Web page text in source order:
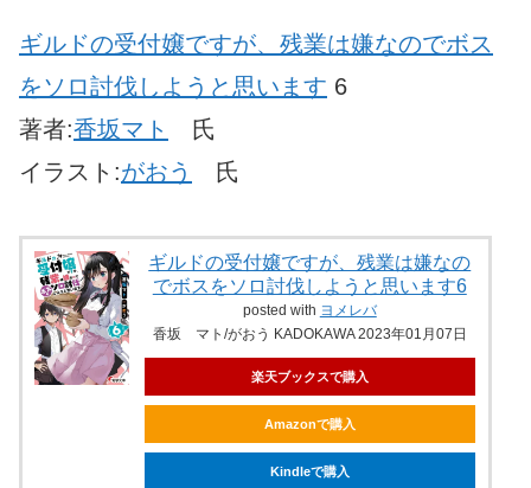
ギルドの受付嬢ですが、残業は嫌なのでボス
をソロ討伐しようと思います 6
著者:香坂マト
氏
イラスト:がおう 氏
ギルドの受付嬢ですが、残業は嫌なの
でボスをソロ討伐しようと思います6
posted with ヨメレバ
香坂 マト/がおう KADOKAWA 2023年01月07日
楽天ブックスで購入
Amazonで購入
Kindleで購入